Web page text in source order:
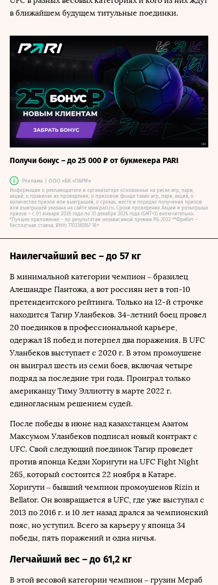
в ближайшем будущем титульные поединки.
Получи бонус – до 25 000 ₽ от букмекера PARI
Реклама / ООО «БК «ПАРИ»
Информация о рекламодателе и организаторе основанных на риске игр, пари,
акций, о правилах их проведения, о призовом фонде таких игр, пари, акций, о
количестве призов или выигрышей, о сроках, месте и порядке получения призов
или выигрышей указана на сайте www.pari.ru. Сроки проведения Акции и розыгрыша
призов – с 01 января 2026 года по 31 декабря 2026 года (GMT+3) включительно.
*Лучшее приложение – по результатам независимой премии РБ 2022 **Фрибет –
бесплатная ставка. ИНН: 7703365167 18+
Наилегчайший вес – до 57 кг
В минимальной категории чемпион – бразилец
Алешандре Пантожа, а вот россиян нет в топ-10
претендентского рейтинга. Только на 12-й строчке
находится Тагир Уланбеков. 34-летний боец провел
20 поединков в профессиональной карьере,
одержал 18 побед и потерпел два поражения. В UFC
Уланбеков выступает с 2020 г. В этом промоушене
он выиграл шесть из семи боев, включая четыре
подряд за последние три года. Проиграл только
американцу Тиму Эллиотту в марте 2022 г.
единогласным решением судей.
После победы в июне над казахстанцем Азатом
Максумом Уланбеков подписал новый контракт с
UFC. Свой следующий поединок Тагир проведет
против японца Кедзи Хоригути на UFC Fight Night
265, который состоится 22 ноября в Катаре.
Хоригути – бывший чемпион промоушенов Rizin и
Bellator. Он возвращается в UFC, где уже выступал с
2013 по 2016 г. и 10 лет назад дрался за чемпионский
пояс, но уступил. Всего за карьеру у японца 34
победы, пять поражений и одна ничья.
Легчайший вес – до 61,2 кг
В этой весовой категории чемпион – грузин Мераб